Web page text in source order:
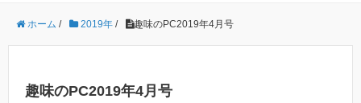
ホーム / 2019年 / 趣味のPC2019年4月号
趣味のPC2019年4月号